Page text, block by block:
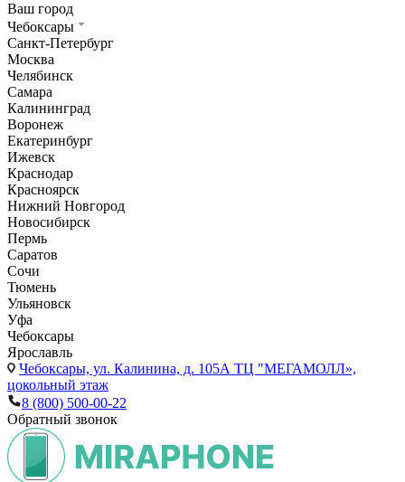
Ваш город
Чебоксары
Санкт-Петербург
Москва
Челябинск
Самара
Калининград
Воронеж
Екатеринбург
Ижевск
Краснодар
Красноярск
Нижний Новгород
Новосибирск
Пермь
Саратов
Сочи
Тюмень
Ульяновск
Уфа
Чебоксары
Ярославль
Чебоксары, ул. Калинина, д. 105А ТЦ "МЕГАМОЛЛ»,
цокольный этаж
8 (800) 500-00-22
Обратный звонок